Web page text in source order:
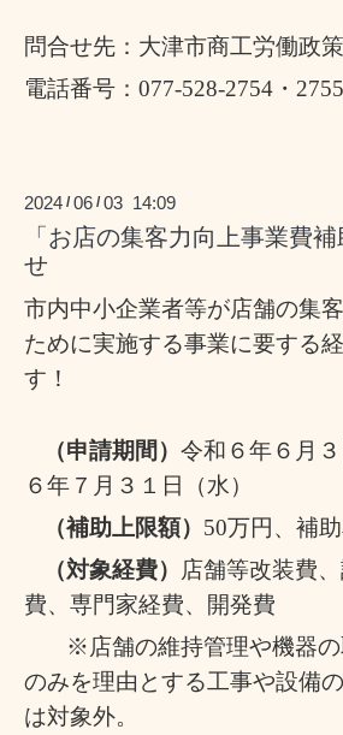
問合せ先：大津市商工労働政
電話番号： 077-528-2754 ・ 2755
2024 /06 /03 14:09
「お店の集客力向上事業費
せ
市内中小企業者等が店舗の集
ために実施する事業に要する
す！
（申請期間）令和６年６月
６年７月３１日（水）
（補助上限額） 50万円、補助
（対象経費） 店舗等改装費
費、専門家経費、開発費
※店舗の維持管理や機器の
のみを理由とする工事や設備
は対象外。